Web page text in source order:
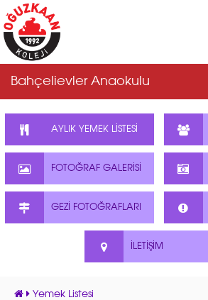
Bahçelievler Anaokulu
Yemek Listesi
AYLIK YEMEK LİSTESİ
FOTOĞRAF GALERİSİ
GEZİ FOTOĞRAFLARI
İLETİŞİM